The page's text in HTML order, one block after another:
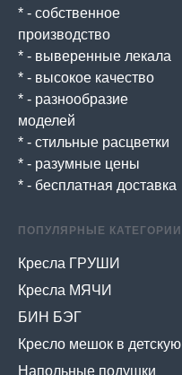
* - собственное
производство
* - выверенные лекала
* - высокое качество
* - разнообразие
моделей
* - стильные расцветки
* - разумные цены
* - бесплатная доставка
ПОПУЛЯРНЫЕ КАТЕГОРИИ
Кресла ГРУШИ
Кресла МЯЧИ
БИН БЭГ
Кресло мешок в детскую
Напольные подушки